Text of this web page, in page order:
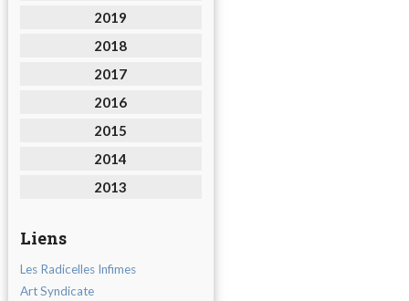
2019
2018
2017
2016
2015
2014
2013
Liens
Les Radicelles Infimes
Art Syndicate